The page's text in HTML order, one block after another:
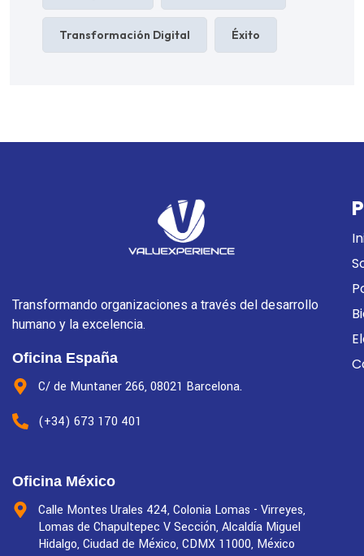
Transformación Digital Éxito
Transformando organizaciones a través del desarrollo
humano y la excelencia.
Oficina España
C/ de Muntaner 266, 08021 Barcelona.
(+34) 673 170 401
Oficina México
Calle Montes Urales 424, Colonia Lomas - Virreyes,
Lomas de Chapultepec V Sección, Alcaldía Miguel
Hidalgo, Ciudad de México, CDMX 11000, México